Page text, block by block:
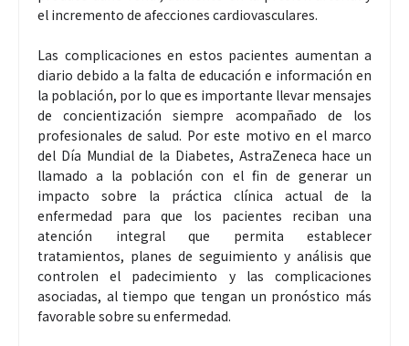
el incremento de afecciones cardiovasculares.
Las complicaciones en estos pacientes aumentan a
diario debido a la falta de educación e información en
la población, por lo que es importante llevar mensajes
de concientización siempre acompañado de los
profesionales de salud. Por este motivo en el marco
del Día Mundial de la Diabetes, AstraZeneca hace un
llamado a la población con el fin de generar un
impacto sobre la práctica clínica actual de la
enfermedad para que los pacientes reciban una
atención integral que permita establecer
tratamientos, planes de seguimiento y análisis que
controlen el padecimiento y las complicaciones
asociadas, al tiempo que tengan un pronóstico más
favorable sobre su enfermedad.